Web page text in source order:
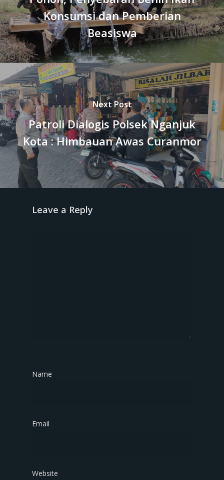
Konsumsi dan Pemberian
Beasiswa
Next Post
Patroli Dialogis Polsek Nganjuk
Kota : Himbauan Awas Curanmor
Leave a Reply
Name
Email
Website